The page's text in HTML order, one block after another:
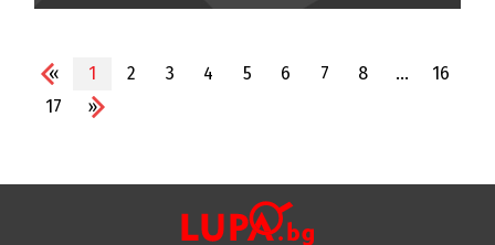
« 1 2 3 4 5 6 7 8 ...
16
17
»